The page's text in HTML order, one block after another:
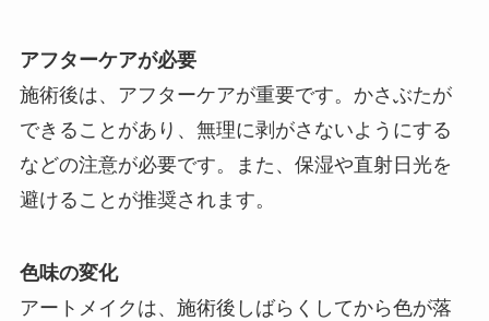
アフターケアが必要
施術後は、アフターケアが重要です。かさぶたが
できることがあり、無理に剥がさないようにする
などの注意が必要です。また、保湿や直射日光を
避けることが推奨されます。
色味の変化
アートメイクは、施術後しばらくしてから色が落